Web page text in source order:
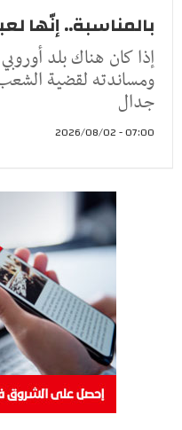
بالمناسبة.. إنّها
إذا كان هناك بلد
ومساندته لقضية
جدال
07:00 - 2026/08/02